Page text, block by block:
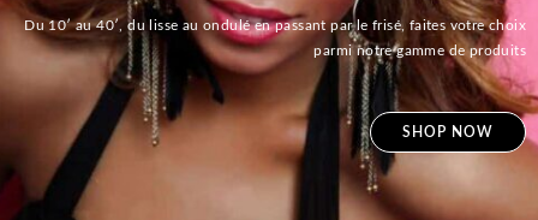
Du 10′ au 40′, du lisse au ondulé en passant par le frisé, faites votre choix
parmi notre gamme de produits
SHOP NOW